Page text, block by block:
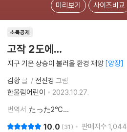
미리보기 사이즈비교
소득공제
고작 2도에…
지구 기온 상승이 불러올 환경 재앙 양장
김황글 전진경 그림
한울림어린이
2023.10.27.
번역서 たった2℃…
10.0 31 판매지수 1,044